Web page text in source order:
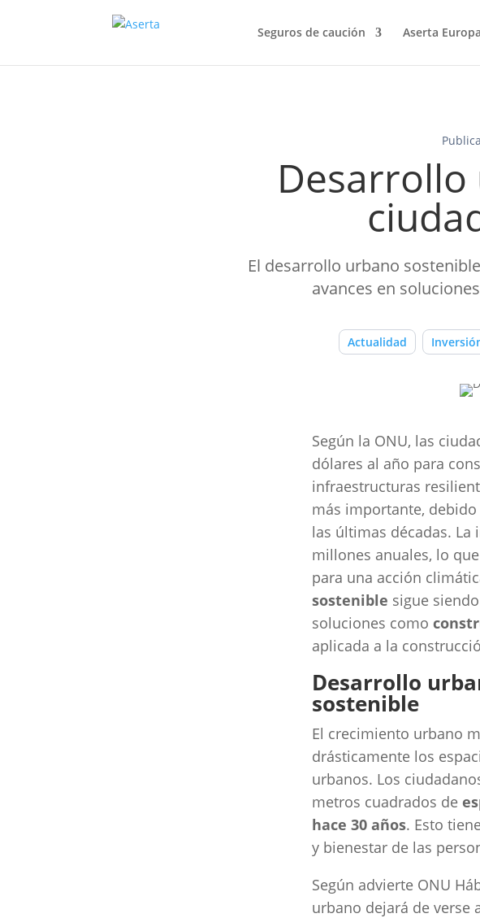
Seguros de caución Aserta Europa
El desarrollo urbano
avances en
Actualidad
Según la ONU, las
dólares al año para
infraestructuras
más importante,
las últimas décadas. La
millones anuales, lo
para una acción
sostenible sigue
soluciones como
aplicada a la
Desarrollo
sostenible
El crecimiento urbano
drásticamente los
urbanos. Los
metros cuadrados de
hace 30 años. Esto
y bienestar de las
Según advierte ONU
urbano dejará de verse